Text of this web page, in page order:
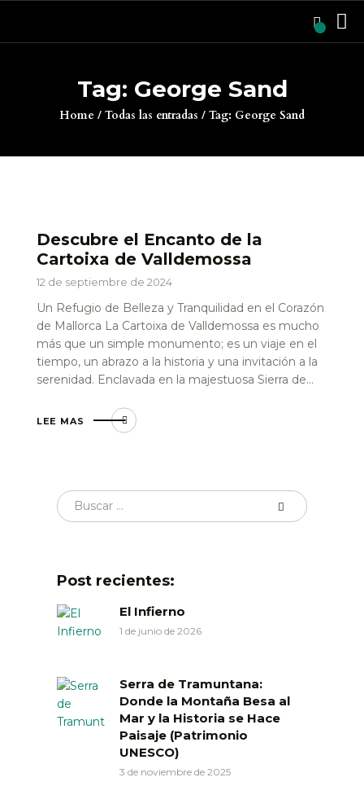
Tag: George Sand
Home Todas las entradas Tag: George Sand
HOME
VALLDEMOSSA
VISIT
ENTRADAS
Descubre el Encanto de la
Cartoixa de Valldemossa
12 de septiembre de 2024
Un Refugio de Belleza y Tranquilidad en el Corazón
de Mallorca La Cartoixa de Valldemossa es mucho
más que un simple monumento; es un viaje en el
tiempo, un abrazo a la historia y una invitación a la
serenidad. Enclavada en la majestuosa Sierra de…
LEE MAS
Post recientes:
El Infierno
1 de junio de 2026
Serra de Tramuntana:
Donde la Montaña Besa al
Mar y la Historia se Hace
Paisaje (Patrimonio
UNESCO)
3 de noviembre de 2025